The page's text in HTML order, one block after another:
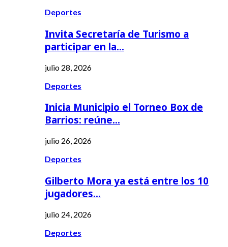
Deportes
Invita Secretaría de Turismo a
participar en la…
julio 28, 2026
Deportes
Inicia Municipio el Torneo Box de
Barrios: reúne…
julio 26, 2026
Deportes
Gilberto Mora ya está entre los 10
jugadores…
julio 24, 2026
Deportes